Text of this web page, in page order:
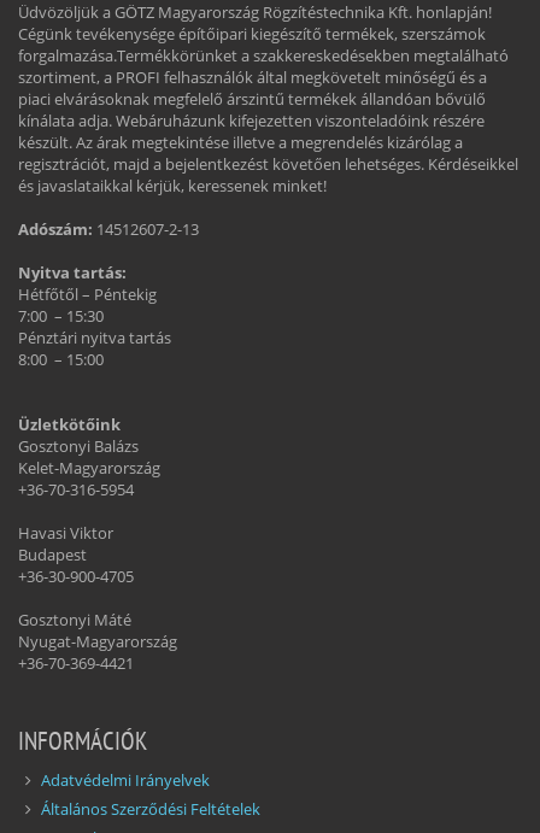
Üdvözöljük a GÖTZ Magyarország Rögzítéstechnika Kft. honlapján!
Cégünk tevékenysége építőipari kiegészítő termékek, szerszámok
forgalmazása.Termékkörünket a szakkereskedésekben megtalálható
szortiment, a PROFI felhasználók által megkövetelt minőségű és a
piaci elvárásoknak megfelelő árszintű termékek állandóan bővülő
kínálata adja. Webáruházunk kifejezetten viszonteladóink részére
készült. Az árak megtekintése illetve a megrendelés kizárólag a
regisztrációt, majd a bejelentkezést követően lehetséges. Kérdéseikkel
és javaslataikkal kérjük, keressenek minket!
Adószám: 14512607-2-13
Nyitva tartás:
Hétfőtől – Péntekig
7:00 – 15:30
Pénztári nyitva tartás
8:00 – 15:00
Üzletkötőink
Gosztonyi Balázs
Kelet-Magyarország
+36-70-316-5954
Havasi Viktor
Budapest
+36-30-900-4705
Gosztonyi Máté
Nyugat-Magyarország
+36-70-369-4421
INFORMÁCIÓK
Adatvédelmi Irányelvek
Általános Szerződési Feltételek